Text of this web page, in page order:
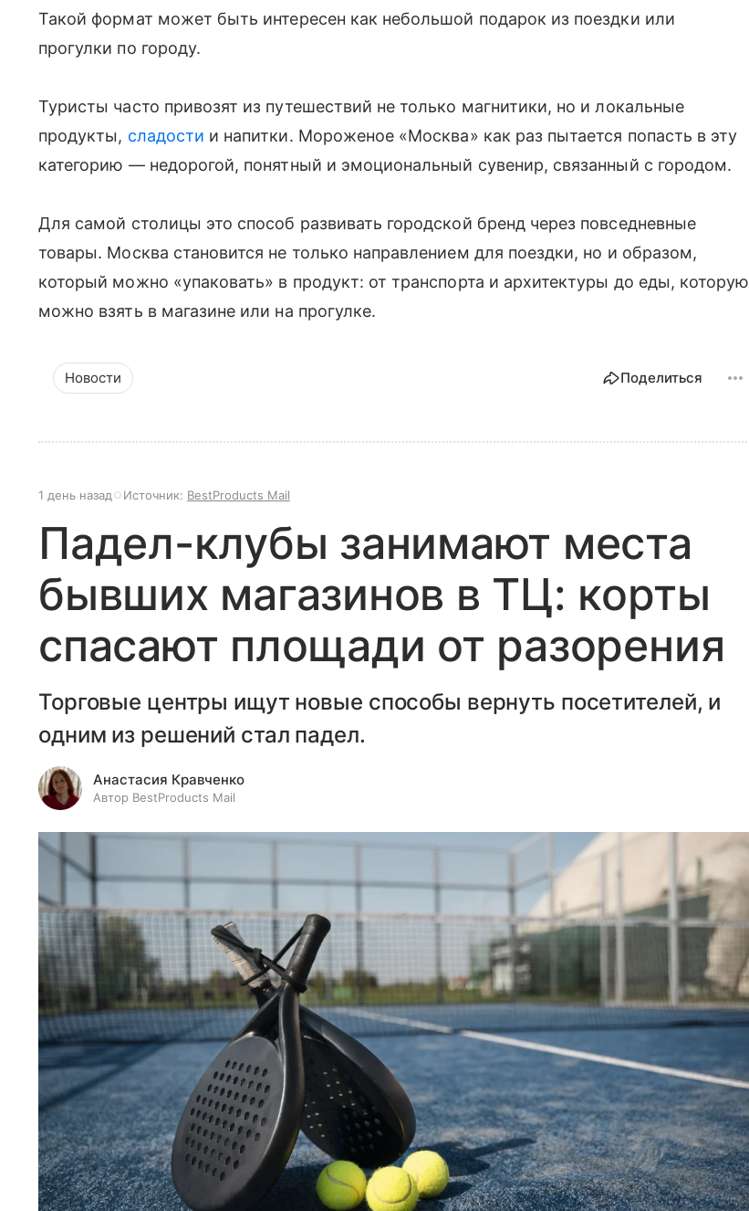
Такой формат может быть интересен как небольшой подарок из поездки или
прогулки по городу.
Туристы часто привозят из путешествий не только магнитики, но и локальные
продукты, сладости и напитки. Мороженое «Москва» как раз пытается попасть в эту
категорию — недорогой, понятный и эмоциональный сувенир, связанный с городом.
Для самой столицы это способ развивать городской бренд через повседневные
товары. Москва становится не только направлением для поездки, но и образом,
который можно «упаковать» в продукт: от транспорта и архитектуры до еды, которую
можно взять в магазине или на прогулке.
Новости Поделиться
1 день назад Источник: BestProducts Mail
Падел-клубы занимают места
бывших магазинов в ТЦ: корты
спасают площади от разорения
Торговые центры ищут новые способы вернуть посетителей, и
одним из решений стал падел.
Анастасия Кравченко
Автор BestProducts Mail